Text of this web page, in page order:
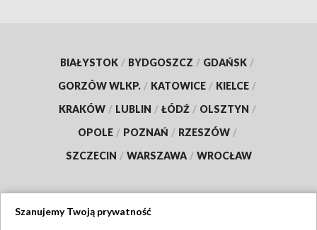
BIAŁYSTOK / BYDGOSZCZ / GDAŃSK /
GORZÓW WLKP. / KATOWICE / KIELCE /
KRAKÓW / LUBLIN / ŁÓDŹ / OLSZTYN /
OPOLE / POZNAŃ / RZESZÓW /
SZCZECIN / WARSZAWA / WROCŁAW
Szanujemy Twoją prywatność